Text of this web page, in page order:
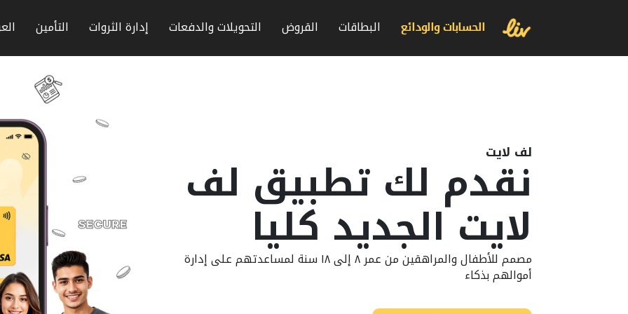
الحسابات والودائع البطاقات القروض التحويلات والدفعات إدارة الثروات التأمين
لف لايت
نقدم لك تطبيق لف
لايت الجديد كليامصمم للأطفال والمراهقين من عمر ٨ إلى ١٨ سنة لمساعدتهم على إدارة
أموالهم بذكاء